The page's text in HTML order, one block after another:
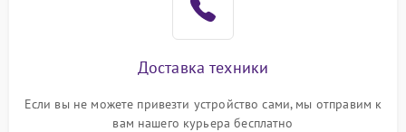
Доставка техники
Если вы не можете привезти устройство сами, мы отправим к
вам нашего курьера бесплатно